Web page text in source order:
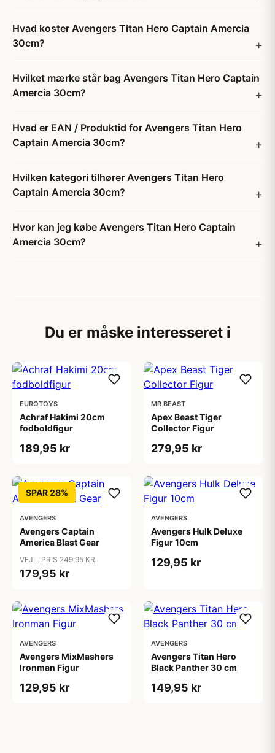
Hvad koster Avengers Titan Hero Captain Amercia
30cm?
Hvilket mærke står bag Avengers Titan Hero Captain
Amercia 30cm?
Hvad er EAN / Produktid for Avengers Titan Hero
Captain Amercia 30cm?
Hvilken kategori tilhører Avengers Titan Hero
Captain Amercia 30cm?
Hvor kan jeg købe Avengers Titan Hero Captain
Amercia 30cm?
Du er måske interesseret i
EUROTOYS
Achraf Hakimi 20cm
fodboldfigur
189,95 kr
MR BEAST
Apex Beast Tiger
Collector Figur
279,95 kr
SPAR 28%
AVENGERS
Avengers Captain
America Blast Gear
VEJL. PRIS 249,95 KR
179,95 kr
AVENGERS
Avengers Hulk Deluxe
Figur 10cm
129,95 kr
AVENGERS
Avengers MixMashers
Ironman Figur
129,95 kr
AVENGERS
Avengers Titan Hero
Black Panther 30 cm
149,95 kr